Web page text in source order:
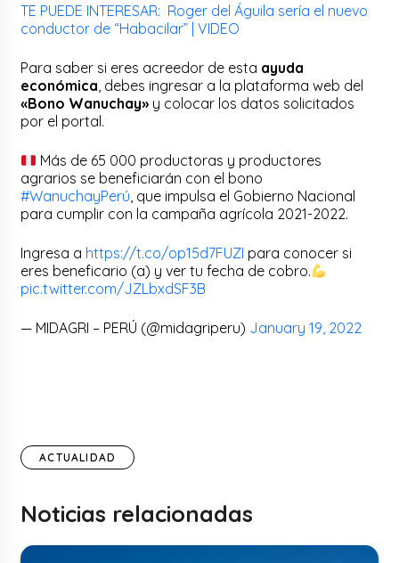
TE PUEDE INTERESAR: Roger del Águila sería el nuevo
conductor de “Habacilar” | VIDEO
Para saber si eres acreedor de esta ayuda
económica , debes ingresar a la plataforma web del
«Bono Wanuchay» y colocar los datos solicitados
por el portal.
Más de 65 000 productoras y productores
agrarios se beneficiarán con el bono
#WanuchayPerú , que impulsa el Gobierno Nacional
para cumplir con la campaña agrícola 2021-2022.
Ingresa a https://t.co/op15d7FUZI para conocer si
eres beneficario (a) y ver tu fecha de cobro.
pic.twitter.com/JZLbxdSF3B
— MIDAGRI – PERÚ (@midagriperu) January 19, 2022
ACTUALIDAD
Noticias relacionadas